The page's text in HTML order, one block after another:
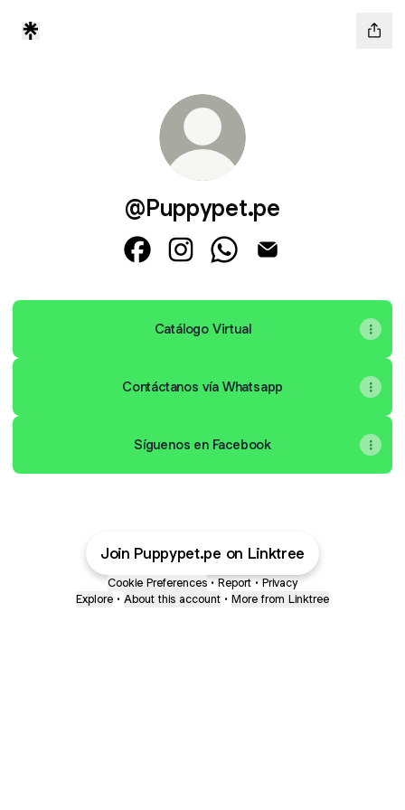
@Puppypet.pe
Catálogo Virtual
Contáctanos vía Whatsapp
Síguenos en Facebook
Join Puppypet.pe on Linktree
Cookie Preferences • Report • Privacy
Explore • About this account • More from Linktree